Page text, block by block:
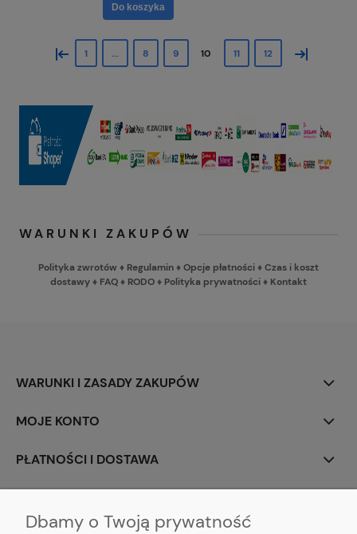
Do koszyka
« 1 ... 8 9 10 11 12 »
WARUNKI ZAKUPÓW
Polityka zwrotów ♦ Regulamin♦Opcje płatności♦Czas i koszt
dostawy♦ FAQ♦ RODO♦ Polityka prywatności♦ Kontakt
WARUNKI I ZASADY ZAKUPÓW
MOJE KONTO
PŁATNOŚCI I DOSTAWA
Dbamy o Twoją prywatność